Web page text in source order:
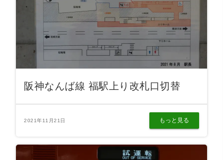
阪神なんば線 福駅上り改札口切替
2021年11月21日 もっと見る